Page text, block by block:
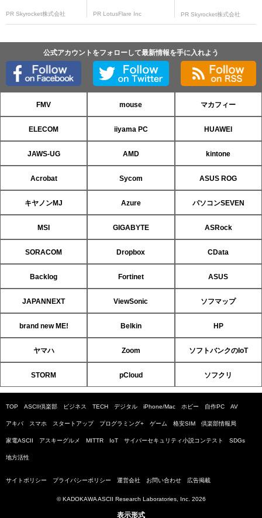
PR Skyrocket株式会社 PR LotusFlare Inc PR Skyrocket株式会社
公式アカウントをフォローして最新情報を手に入れよう
FMV mouse マカフィー
ELECOM iiyama PC HUAWEI
JAWS-UG AMD kintone
Acrobat Sycom ASUS ROG
キヤノンMJ Azure パソコンSEVEN
MSI GIGABYTE ASRock
SORACOM Dropbox CData
Backlog Fortinet ASUS
JAPANNEXT ViewSonic ソフマップ
brand new ME! Belkin HP
ヤマハ Zoom ソフトバンクのIoT
STORM pCloud ソフクリ
TOP ASCII倶楽部 ビジネス TECH デジタル iPhone/Mac ホビー 自作PC AV
アキバ スマホ スタートアップ プログラミング+ ゲーム 格安SIM 倶楽部情報局
家電ASCII アスキーグルメ MITTR IoT サイバーセキュリティ小説コンテスト SDGs
地方活性
サイトポリシー プライバシーポリシー 運営会社 お問い合わせ 広告掲載
© KADOKAWA ASCII Research Laboratories, Inc. 2026
表示形式